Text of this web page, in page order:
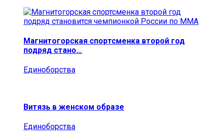
Магнитогорская спортсменка второй год
подряд стано…
Единоборства
Витязь в женском образе
Единоборства